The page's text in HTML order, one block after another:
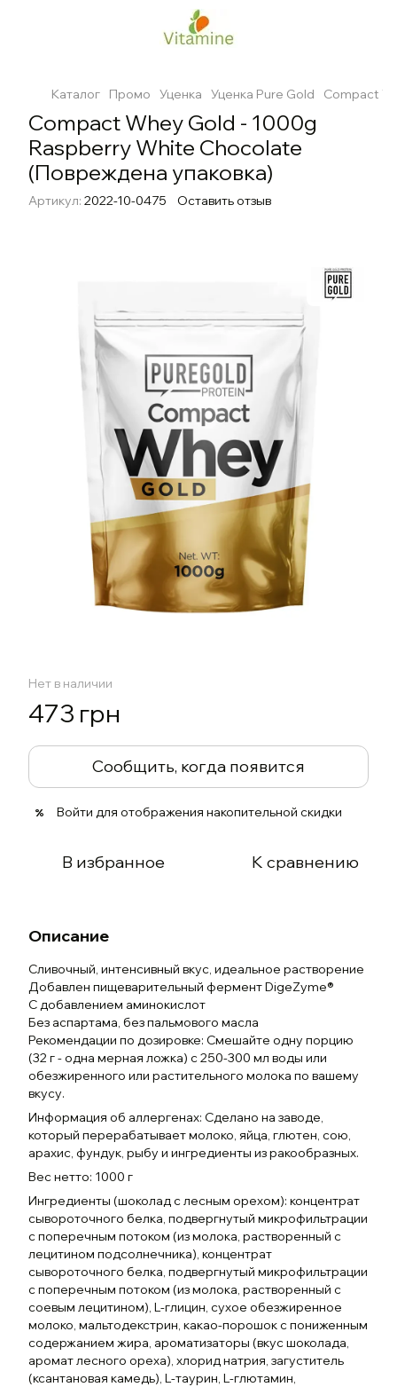
Каталог Промо Уценка Уценка Pure Gold Compact
Compact Whey Gold - 1000g
Raspberry White Chocolate
(Повреждена упаковка)
Артикул: 2022-10-0475 Оставить отзыв
Нет в наличии
473 грн
Сообщить, когда появится
% Войти для отображения накопительной скидки
В избранное К сравнению
Описание
Сливочный, интенсивный вкус, идеальное растворение
Добавлен пищеварительный фермент DigeZyme®
С добавлением аминокислот
Без аспартама, без пальмового масла
Рекомендации по дозировке: Смешайте одну порцию
(32 г - одна мерная ложка) с 250-300 мл воды или
обезжиренного или растительного молока по вашему
вкусу.
Информация об аллергенах: Сделано на заводе,
который перерабатывает молоко, яйца, глютен, сою,
арахис, фундук, рыбу и ингредиенты из ракообразных.
Вес нетто: 1000 г
Ингредиенты (шоколад с лесным орехом): концентрат
сывороточного белка, подвергнутый микрофильтрации
с поперечным потоком (из молока, растворенный с
лецитином подсолнечника), концентрат
сывороточного белка, подвергнутый микрофильтрации
с поперечным потоком (из молока, растворенный с
соевым лецитином), L-глицин, сухое обезжиренное
молоко, мальтодекстрин, какао-порошок с пониженным
содержанием жира, ароматизаторы (вкус шоколада,
аромат лесного ореха), хлорид натрия, загуститель
(ксантановая камедь), L-таурин, L-глютамин,